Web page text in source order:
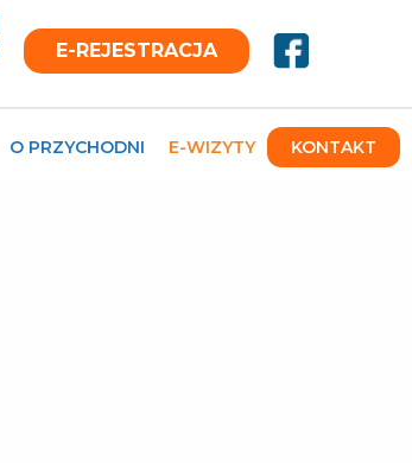
E-REJESTRACJA
O PRZYCHODNI E-WIZYTY KONTAKT